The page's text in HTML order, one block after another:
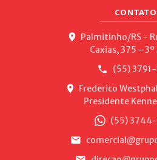
CONTATO
Palmitinho/RS -
Caxias, 375 -
(55) 3791-
Frederico
Presidente
(55) 3744-